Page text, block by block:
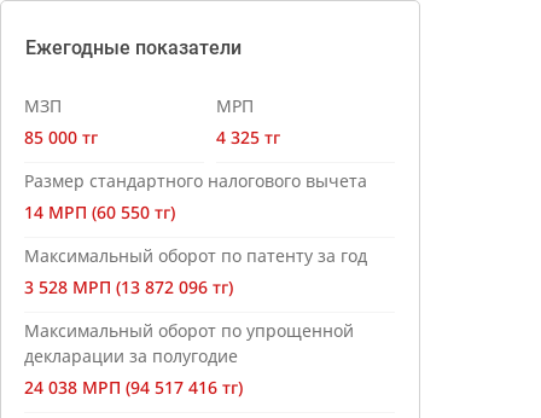
Ежегодные показатели
МЗП
85 000 тг
МРП
4 325 тг
Размер стандартного налогового вычета
14 МРП (60 550 тг)
Максимальный оборот по патенту за год
3 528 МРП (13 872 096 тг)
Максимальный оборот по упрощенной
декларации за полугодие
24 038 МРП (94 517 416 тг)